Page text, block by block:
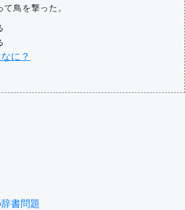
鳥を撃った。
に？
書問題